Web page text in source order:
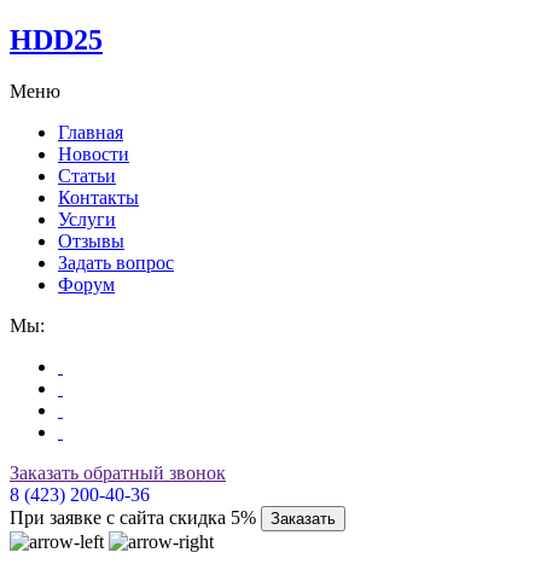
HDD25
Меню
Главная
Новости
Статьи
Контакты
Услуги
Отзывы
Задать вопрос
Форум
Мы:
Заказать обратный звонок
8 (423) 200-40-36
При заявке с сайта скидка 5%
Заказать